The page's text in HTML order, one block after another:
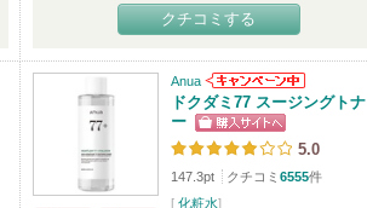
クチコミする
Anua
ドクダミ77 スージングトナ
ー
5.0
147.3pt クチコミ 6555件
[ 化粧水]